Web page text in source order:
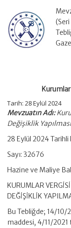
için
(Seri
Tarih: 28 Eylül 2024
Mevzuatın Adı:
Değişiklik
28 Eylül 2024 Tarihli
Sayı: 32676
Hazine ve Maliye
KURUMLAR
DEĞİŞİKLİK
Bu Tebliğde; 14/10/
maddesi, 4/11/2021